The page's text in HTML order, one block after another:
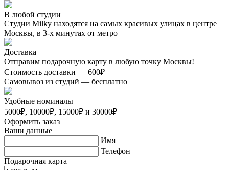
В любой студии
Студии Milky находятся на самых красивых улицах в центре
Москвы, в 3-х минутах от метро
Доставка
Отправим подарочную карту в любую точку Москвы!
Стоимость доставки — 600₽
Самовывоз из студий — бесплатно
Удобные номиналы
5000₽, 10000₽, 15000₽ и 30000₽
Оформить заказ
Ваши данные
Имя
Телефон
Подарочная карта